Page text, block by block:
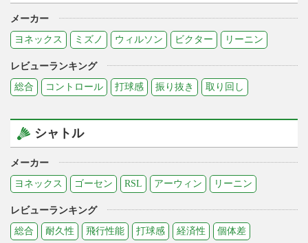
メーカー
ヨネックス
ミズノ ウィルソン ビクター リーニン
レビューランキング
総合
コントロール 打球感 振り抜き 取り回し
シャトル
メーカー
ヨネックス
ゴーセン RSL アーウィン リーニン
レビューランキング
総合
耐久性 飛行性能 打球感 経済性 個体差